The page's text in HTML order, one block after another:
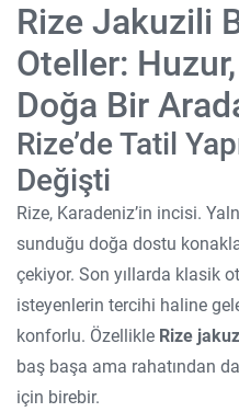
Rize Jakuzili
Oteller:
Doğa Bir
Rize’de Tatil
Değişti
Rize, Karadeniz’in incisi.
sunduğu doğa dostu
çekiyor. Son yıllarda klasik
isteyenlerin tercihi haline
konforlu. Özellikle Rize
baş başa ama rahatından
için birebir.